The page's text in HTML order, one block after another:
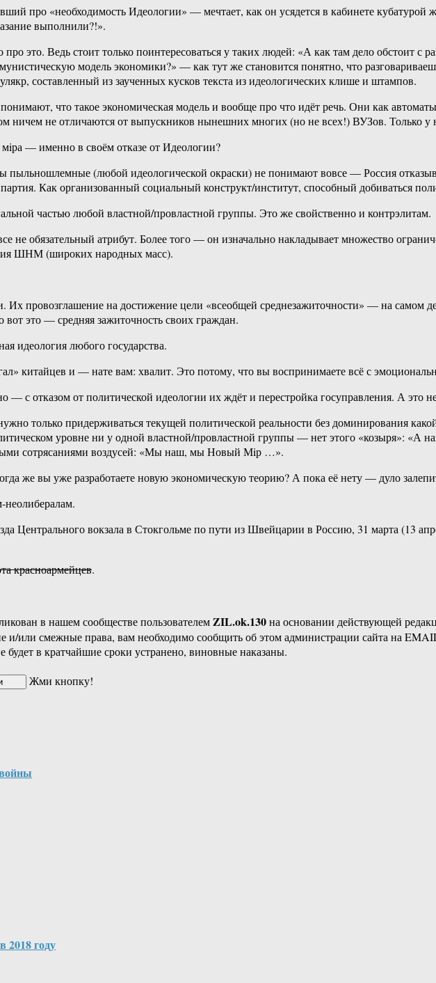
про «необходимость Идеологии» — мечтает, как он усядется в кабинете
выполнили?!».
это. Ведь стоит только поинтересоваться у таких людей: «А как там дело обстоит с
модель экономики?» — как тут же становится понятно, что
составленный из заученных кусков текста из идеологических клише и штампов.
что такое экономическая модель и вообще про что идёт речь. Они как
ничем не отличаются от выпускников нынешних многих (но не всех!) ВУЗов.
— именно в своём отказе от Идеологии?
пыльношлемные (любой идеологической окраски) не понимают вовсе — Россия
Как организованный социальный конструкт/институт, способный добиваться
частью любой властной/провластной группы. Это же свойственно и контрэлитам.
не обязательный атрибут. Более того — он изначально накладывает множество
ШНМ (широких народных масс).
провозглашение на достижение цели «всеобщей среднезажиточности» — на самом
это — средняя зажиточность своих граждан.
идеология любого государства.
китайцев и — нате вам: хвалит. Это потому, что вы воспринимаете всё с
— с отказом от политической идеологии их ждёт и перестройка госуправления. А это не
только придерживаться текущей политической реальности без доминирования
уровне ни у одной властной/провластной группы — нет этого «козыря»: «А
сотрясаниями воздусей: «Мы наш, мы Новый Мiр …».
же вы уже разработаете новую экономическую теорию? А пока её нету — дуло
неолибералам.
Центрального вокзала в Стокгольме по пути из Швейцарии в Россию, 31 марта (13
красноармейцев.
в нашем сообществе пользователемZIL.ok.130на основании действующей
и/или смежные права, вам необходимо сообщить об этом администрации сайта на
в кратчайшие сроки устранено, виновные наказаны.
Жми кнопку!
2018 году